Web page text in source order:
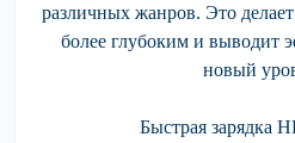
различных жанров. Это
более глубоким и выводит
новый
Быстрая зарядка